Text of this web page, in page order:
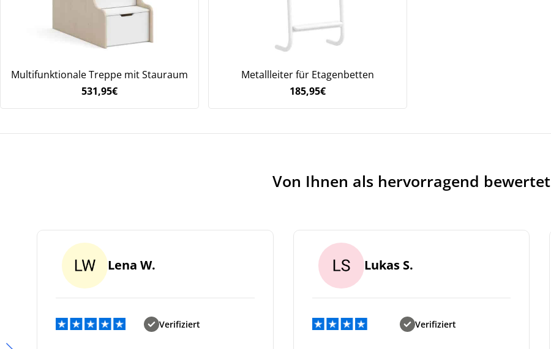
Multifunktionale Treppe mit Stauraum
531,95€
Metallleiter für Etagenbetten
185,95€
Von Ihnen als hervorragend bewertet
Lena W.
Verifiziert
Lukas S.
Verifiziert
auf Ihre erste Bestellung sichern!